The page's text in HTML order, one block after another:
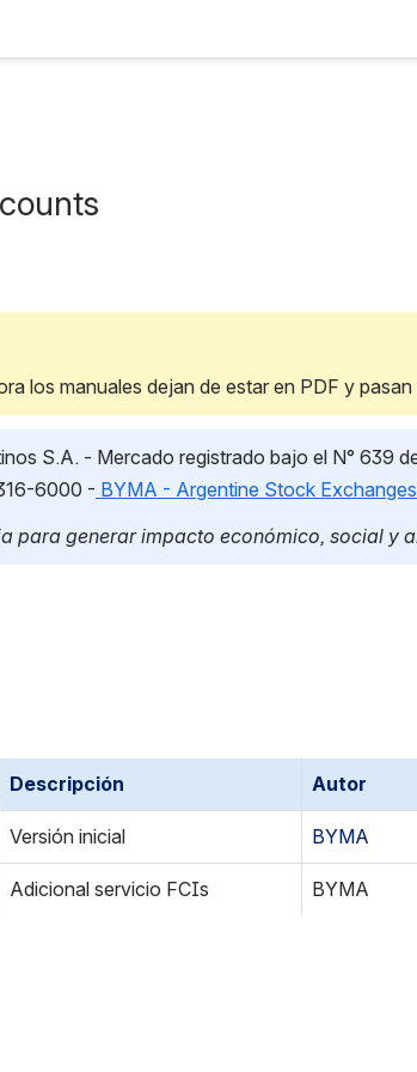
los manuales dejan de estar en PDF y
S.A. - Mercado registrado bajo el N° 639
6000 - BYMA - Argentine Stock
para generar impacto económico, social y
Descripción Autor
Versión inicial BYMA
Adicional servicio FCIs BYMA